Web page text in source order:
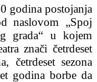
godina postojanja
„Spoj
grada“ u kojem
znači četrdeset
četrdeset sezona
godina borbe da